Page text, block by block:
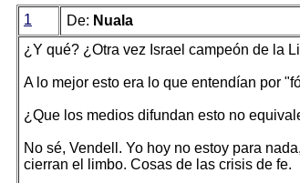
1 De: Nuala
¿Y qué? ¿Otra vez Israel campeón de la
A lo mejor esto era lo que entendían por
¿Que los medios difundan esto no
No sé, Vendell. Yo hoy no estoy para
cierran el limbo. Cosas de las crisis de fe.